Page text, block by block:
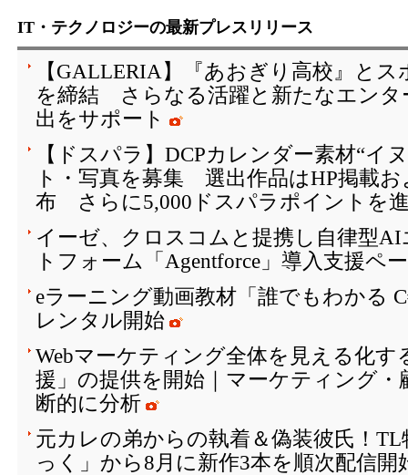
IT・テクノロジーの最新プレスリリース
【GALLERIA】『あおぎり高校』と
を締結 さらなる活躍と新たなエンタ
出をサポート
【ドスパラ】DCPカレンダー素材“イ
ト・写真を募集 選出作品はHP掲載
布 さらに5,000ドスパラポイントを
イーゼ、クロスコムと提携し自律型
トフォーム「Agentforce」導入支援ペ
eラーニング動画教材「誰でもわかる
レンタル開始
Webマーケティング全体を見える化す
援」の提供を開始｜マーケティング・
断的に分析
元カレの弟からの執着＆偽装彼氏！
っく」から8月に新作3本を順次配信開